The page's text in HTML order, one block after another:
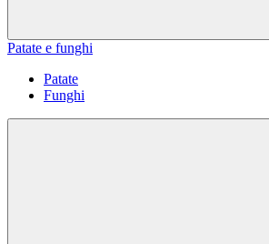
Patate e funghi
Patate
Funghi